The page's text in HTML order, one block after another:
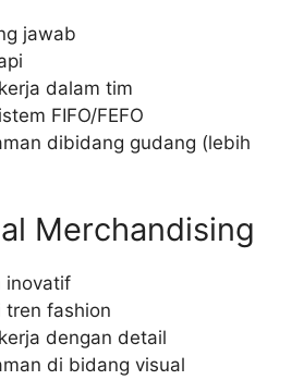
jawab
dalam tim
FIFO/FEFO
dibidang gudang (lebih
Merchandising
inovatif
tren fashion
dengan detail
di bidang visual